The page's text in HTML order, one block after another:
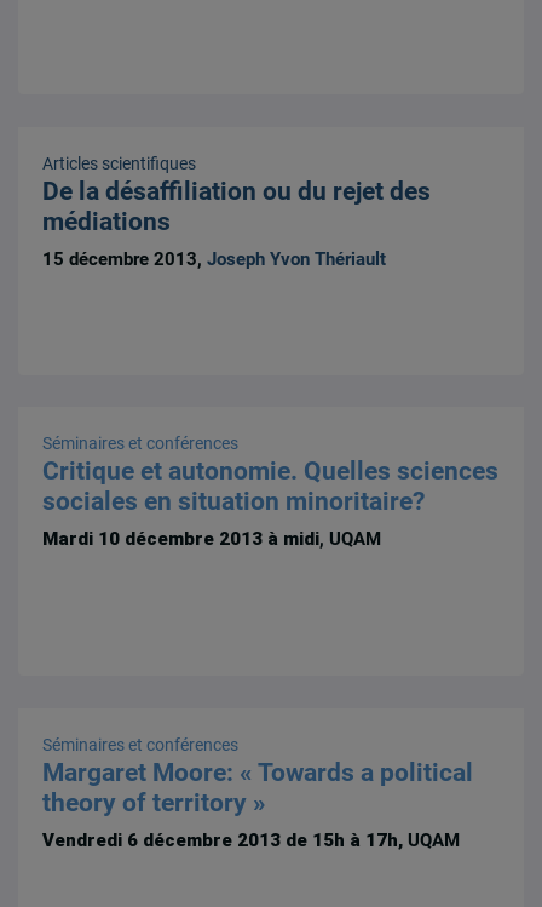
Articles scientifiques
De la désaffiliation ou du rejet des
médiations
15 décembre 2013,Joseph Yvon Thériault
Séminaires et conférences
Critique et autonomie. Quelles sciences
sociales en situation minoritaire?
Mardi 10 décembre 2013 à midi, UQAM
Séminaires et conférences
Margaret Moore: « Towards a political
theory of territory »
Vendredi 6 décembre 2013 de 15h à 17h, UQAM